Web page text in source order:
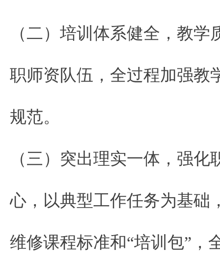
（二）培训体系健全，教
职师资队伍，全过程加强教
规范。
（三）突出理实一体，强
心，以典型工作任务为基础
维修课程标准和“培训包”，